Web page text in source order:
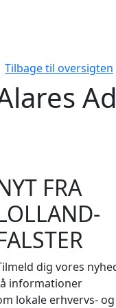
Tilbage til oversigten
FRA
dig vores
informationer
lokale erhvervs- og